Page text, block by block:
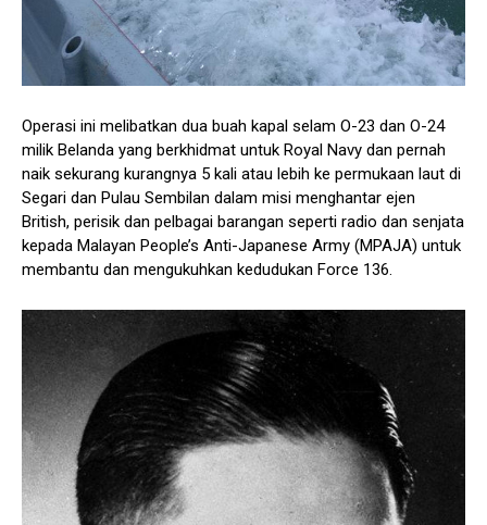
Operasi ini melibatkan dua buah kapal selam O-23 dan O-24
milik Belanda yang berkhidmat untuk Royal Navy dan pernah
naik sekurang kurangnya 5 kali atau lebih ke permukaan laut di
Segari dan Pulau Sembilan dalam misi menghantar ejen
British, perisik dan pelbagai barangan seperti radio dan senjata
kepada Malayan People’s Anti-Japanese Army (MPAJA) untuk
membantu dan mengukuhkan kedudukan Force 136.